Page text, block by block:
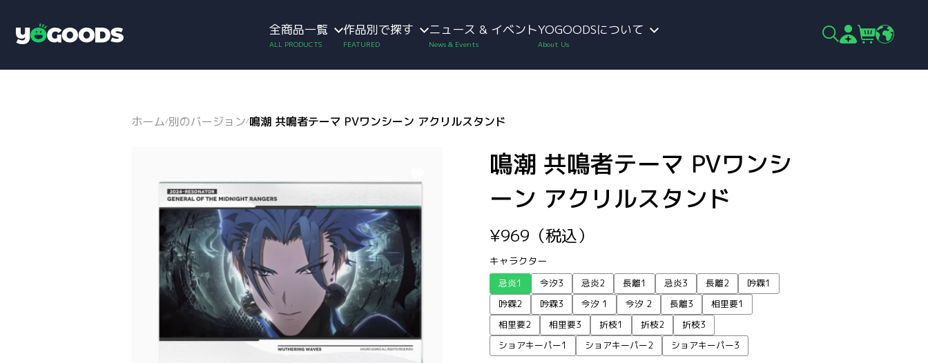
全商品一覧 作品別で探す ニュース & イベントYOGOODSについて
ホーム/別のバージョン/鳴潮 共鳴者テーマ PVワンシーン アクリルスタンド
鳴潮 共鳴者テーマ PVワンシ
ーン アクリルスタンド
¥969 （税込）
キャラクター
忌炎1 今汐3 忌炎2 長離1 忌炎3 長離2
吟霖1
吟霖2
吟霖3 今汐 1 今汐 2 長離3
相里要1
相里要2
相里要3 折枝1 折枝2
折枝3
ショアキーパー1
ショアキーパー2 ショアキーパー3